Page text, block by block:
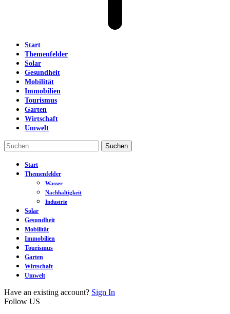
Start
Themenfelder
Solar
Gesundheit
Mobilität
Immobilien
Tourismus
Garten
Wirtschaft
Umwelt
Start
Themenfelder
Wasser
Nachhaltigkeit
Industrie
Solar
Gesundheit
Mobilität
Immobilien
Tourismus
Garten
Wirtschaft
Umwelt
Have an existing account? Sign In
Follow US